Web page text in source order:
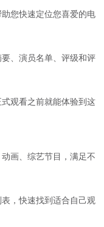
您快速定位您喜爱的电
、演员名单、评级和评
观看之前就能体验到这
画、综艺节目，满足不
，快速找到适合自己观